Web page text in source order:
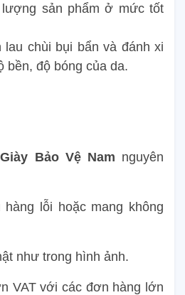
sản phẩm ở mức tốt
lau chùi bụi bẩn và đánh xi
bền, độ bóng của da.
Giày Bảo Vệ Nam nguyên
lỗi hoặc mang không
như trong hình ảnh.
VAT với các đơn hàng lớn